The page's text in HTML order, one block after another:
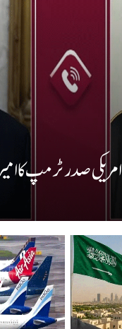
امریکی صدر ٹرمپ کا